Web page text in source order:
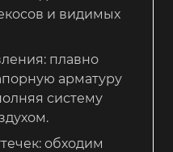
и видимых
плавно
арматуру
систему
обходим